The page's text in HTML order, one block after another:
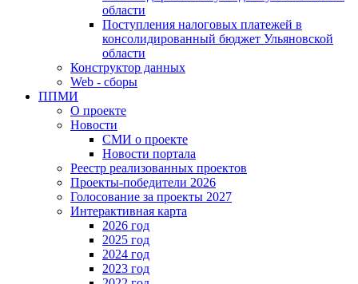
области
Поступления налоговых платежей в
консолидированный бюджет Ульяновской
области
Конструктор данных
Web - сборы
ППМИ
О проекте
Новости
СМИ о проекте
Новости портала
Реестр реализованных проектов
Проекты-победители 2026
Голосование за проекты 2027
Интерактивная карта
2026 год
2025 год
2024 год
2023 год